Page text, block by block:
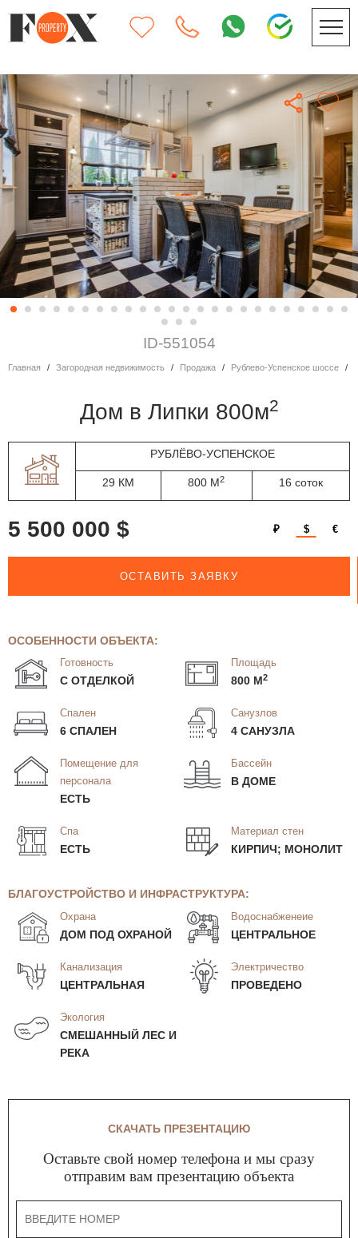
ID-551054
Главная Загородная недвижимость Продажа Рублево-Успенское шоссе
дом в Липки 800м2
РУБЛЁВО-УСПЕНСКОЕ
29 КМ 800 М2 16 соток
5 500 000 $ ₽ $ €
ОСТАВИТЬ ЗАЯВКУ
ОСОБЕННОСТИ ОБЪЕКТА:
Готовность
С ОТДЕЛКОЙ
Площадь
800 М2
Спален
6 СПАЛЕН
Санузлов
4 САНУЗЛА
Помещение для
персонала
ЕСТЬ
Бассейн
В ДОМЕ
Спа
ЕСТЬ
Материал стен
КИРПИЧ; МОНОЛИТ
БЛАГОУСТРОЙСТВО И ИНФРАСТРУКТУРА:
Охрана
ДОМ ПОД ОХРАНОЙ
Водоснабженеие
ЦЕНТРАЛЬНОЕ
Канализация
ЦЕНТРАЛЬНАЯ
Электричество
ПРОВЕДЕНО
Экология
СМЕШАННЫЙ ЛЕС И
РЕКА
СКАЧАТЬ ПРЕЗЕНТАЦИЮ
Оставьте свой номер телефона и мы сразу
отправим вам презентацию объекта